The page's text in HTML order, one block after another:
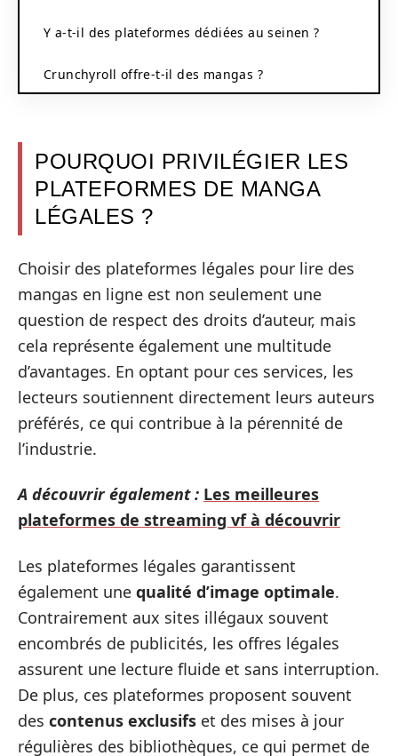
Y a-t-il des plateformes dédiées au seinen ?
Crunchyroll offre-t-il des mangas ?
POURQUOI PRIVILÉGIER LES
PLATEFORMES DE MANGA
LÉGALES ?
Choisir des plateformes légales pour lire des
mangas en ligne est non seulement une
question de respect des droits d’auteur, mais
cela représente également une multitude
d’avantages. En optant pour ces services, les
lecteurs soutiennent directement leurs auteurs
préférés, ce qui contribue à la pérennité de
l’industrie.
A découvrir également : Les meilleures
plateformes de streaming vf à découvrir
Les plateformes légales garantissent
également une qualité d’image optimale.
Contrairement aux sites illégaux souvent
encombrés de publicités, les offres légales
assurent une lecture fluide et sans interruption.
De plus, ces plateformes proposent souvent
des contenus exclusifs et des mises à jour
régulières des bibliothèques, ce qui permet de